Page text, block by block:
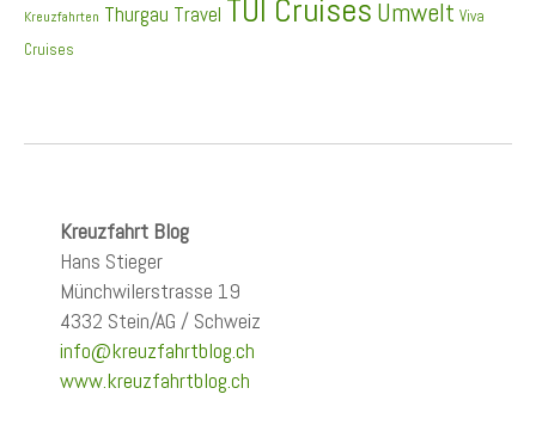
Kreuzfahrten Thurgau Travel TUI Cruises Umwelt Viva
Cruises
Kreuzfahrt Blog
Hans Stieger
Münchwilerstrasse 19
4332 Stein/AG / Schweiz
info@kreuzfahrtblog.ch
www.kreuzfahrtblog.ch